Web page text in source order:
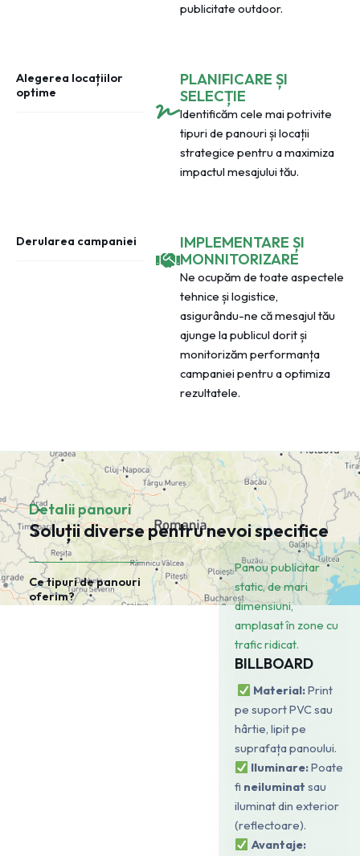
publicitate outdoor.
Alegerea locațiilor
optime
PLANIFICARE ȘI
SELECȚIE
Identificăm cele mai potrivite
tipuri de panouri și locații
strategice pentru a maximiza
impactul mesajului tău.
Derularea campaniei
IMPLEMENTARE ȘI
MONNITORIZARE
Ne ocupăm de toate aspectele
tehnice și logistice,
asigurându-ne că mesajul tău
ajunge la publicul dorit și
monitorizăm performanța
campaniei pentru a optimiza
rezultatele.
Detalii panouri
Soluții diverse pentru nevoi specifice
Ce tipuri de panouri
oferim?
Panou publicitar
static, de mari
dimensiuni,
amplasat în zone cu
trafic ridicat.
BILLBOARD
Material:Print
pe suport PVC sau
hârtie, lipit pe
suprafața panoului.
Iluminare:Poate
fi neiluminat sau
iluminat din exterior
(reflectoare).
Avantaje: